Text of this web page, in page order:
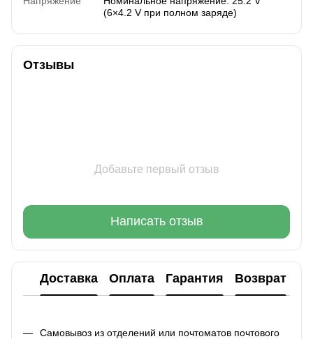
(6×4.2 V при полном заряде)
Отзывы
Добавьте первый отзыв
Написать отзыв
Доставка Оплата Гарантия Возврат
Самовывоз из отделений или почтоматов почтового